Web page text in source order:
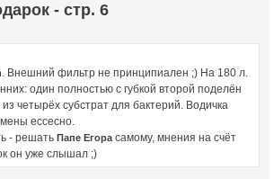
- стр. 6
. Внешний фильтр не принципиален ;) На 180 л.
один полностью с губкой второй поделён
четырёх субстрат для бактерий. Водичка
ессесно.
- решать Папе Егорасамому, мнения на счёт
он уже слышал ;)